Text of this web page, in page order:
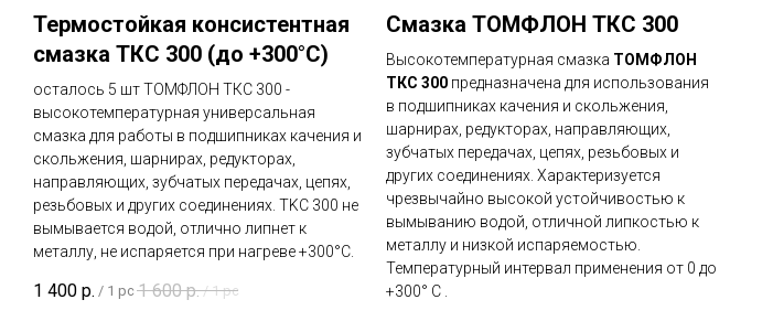
Термостойкая консистентная
смазка ТКС 300 (до +300°C)
осталось 5 шт ТОМФЛОН ТКС 300 -
высокотемпературная универсальная
смазка для работы в подшипниках качения и
скольжения, шарнирах, редукторах,
направляющих, зубчатых передачах, цепях,
резьбовых и других соединениях. TKC 300 не
вымывается водой, отлично липнет к
металлу, не испаряется при нагреве +300°C.
1 400 р. / 1 pc 1 600 р. / 1 pc
Смазка ТОМФЛОН ТКС 300
Высокотемпературная смазка ТОМФЛОН
ТКС 300 предназначена для использования
в подшипниках качения и скольжения,
шарнирах, редукторах, направляющих,
зубчатых передачах, цепях, резьбовых и
других соединениях. Характеризуется
чрезвычайно высокой устойчивостью к
вымыванию водой, отличной липкостью к
металлу и низкой испаряемостью.
Температурный интервал применения от 0 до
+300° C .